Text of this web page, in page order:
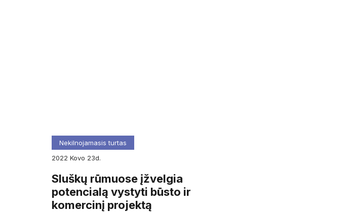
Nekilnojamasis turtas
2022
kovo 23d.
Sluškų rūmuose įžvelgia
potencialą vystyti būsto ir
komercinį projektą